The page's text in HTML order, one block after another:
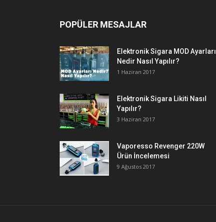
POPÜLER MESAJLAR
Elektronik Sigara MOD Ayarları
Nedir Nasıl Yapılır?
1 Haziran 2017
Elektronik Sigara Likiti Nasıl
Yapılır?
3 Haziran 2017
Vaporesso Revenger 220W
Ürün İncelemesi
9 Ağustos 2017